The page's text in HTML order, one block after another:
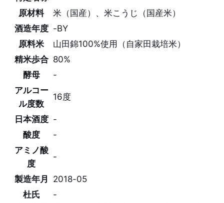
原材料
米（国産）、米こうじ（国産米）
酒造年度 -BY
原料米
山田錦100%使用（自家田栽培米）
精米歩合 80%
酵母
-
アルコー
ル度数
16度
日本酒度 -
酸度
-
アミノ酸
度
-
製造年月
2018-05
杜氏
-